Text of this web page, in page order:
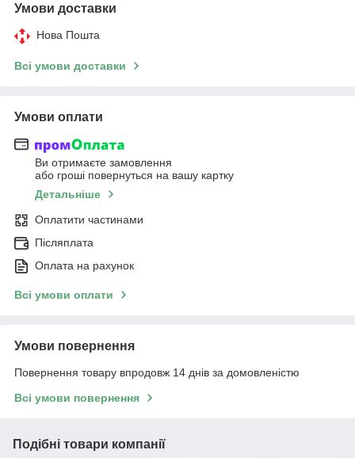
Умови доставки
Нова Пошта
Всі умови доставки
Умови оплати
Ви отримаєте замовлення
або гроші повернуться на вашу картку
Детальніше
Оплатити частинами
Післяплата
Оплата на рахунок
Всі умови оплати
Умови повернення
Повернення товару впродовж 14 днів за домовленістю
Всі умови повернення
Подібні товари компанії